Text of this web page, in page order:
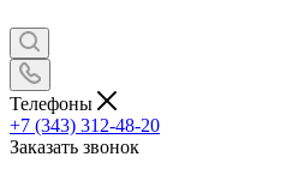
Телефоны
+7 (343) 312-48-20
Заказать звонок